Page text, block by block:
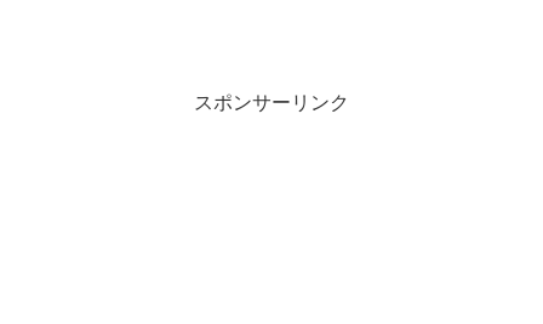
スポンサーリンク